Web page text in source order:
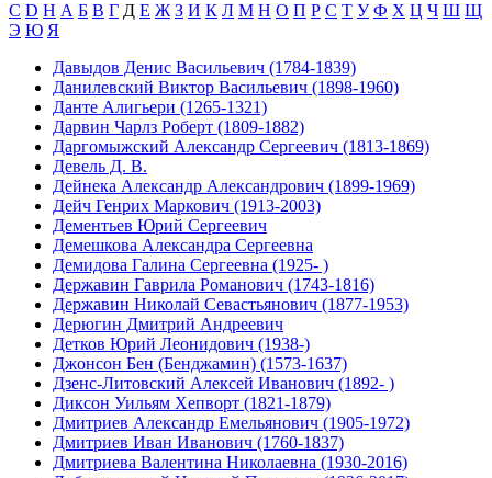
C D H А Б В Г Д Е Ж З И К Л М Н О П Р С Т У Ф Х Ц Ч Ш Щ
Э Ю Я
Давыдов Денис Васильевич (1784-1839)
Данилевский Виктор Васильевич (1898-1960)
Данте Алигьери (1265-1321)
Дарвин Чарлз Роберт (1809-1882)
Даргомыжский Александр Сергеевич (1813-1869)
Девель Д. В.
Дейнека Александр Александрович (1899-1969)
Дейч Генрих Маркович (1913-2003)
Дементьев Юрий Сергеевич
Демешкова Александра Сергеевна
Демидова Галина Сергеевна (1925- )
Державин Гаврила Романович (1743-1816)
Державин Николай Севастьянович (1877-1953)
Дерюгин Дмитрий Андреевич
Детков Юрий Леонидович (1938-)
Джонсон Бен (Бенджамин) (1573-1637)
Дзенс-Литовский Алексей Иванович (1892- )
Диксон Уильям Хепворт (1821-1879)
Дмитриев Александр Емельянович (1905-1972)
Дмитриев Иван Иванович (1760-1837)
Дмитриева Валентина Николаевна (1930-2016)